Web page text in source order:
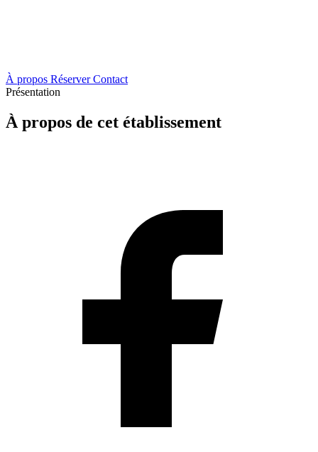
À propos RéserverContact
Présentation
À propos de cet établissement